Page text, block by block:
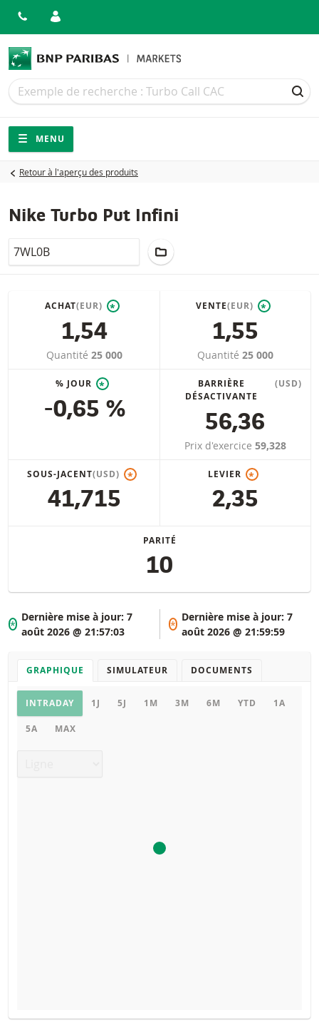
Recherche
Recherche
Navigation
Navigation sur le site
MENU
Retour à l'aperçu des produits
Nike Turbo Put Infini
LocalCode
ACHAT(EUR) *
1,54
Quantité 25 000
VENTE(EUR) *
1,55
Quantité 25 000
% JOUR *
-0,65 %
BARRIÈRE
DÉSACTIVANTE
(USD)
56,36
Prix d'exercice 59,328
SOUS-JACENT(USD) *
41,715
LEVIER *
2,35
PARITÉ
10
*
Dernière mise à jour:7
août 2026 @ 21:57:03
*
Dernière mise à jour: 7
août 2026 @ 21:59:59
GRAPHIQUE SIMULATEUR DOCUMENTS
Graphique
INTRADAY 1J 5J 1M 3M 6M YTD 1A
5A MAX
COURS DU SOUS-JACENT ATTENDU QUANTITÉ
PROSPECTUS DE BASE